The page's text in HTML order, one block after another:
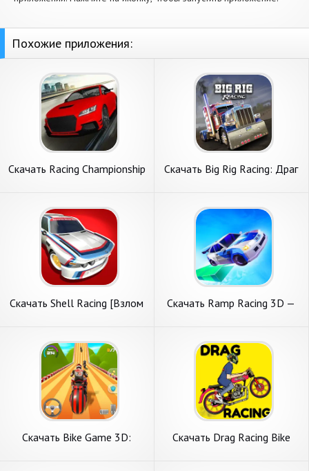
Похожие приложения:
Скачать Racing Championship
Скачать Big Rig Racing: Драг
Скачать Shell Racing [Взлом
Скачать Ramp Racing 3D —
Андроид
Скачать Bike Game 3D:
Скачать Drag Racing Bike